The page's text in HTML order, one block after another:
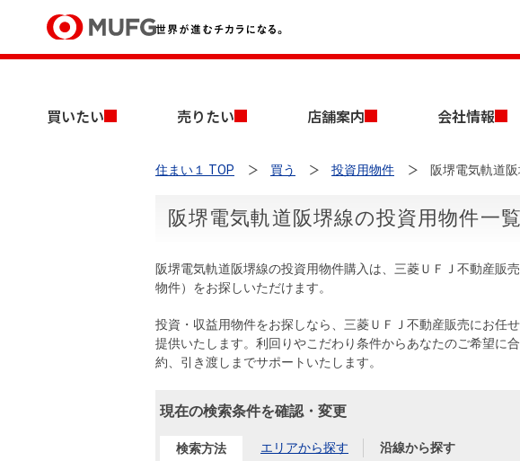
買いたい 売りたい 店舗案内 会社情報
買いたいTOP
中古マンションを探す
売りたいTOP
無料査定
店舗案内TOP
店舗のご案内（首都圏）
会社情報TOP
組織図
採用情報TOP
売りたい
住まい１ TOP 買う 投資用物件 阪堺電気軌道
阪堺電気軌道阪堺線の投資用物件一覧
阪堺電気軌道阪堺線の投資用物件購入は、三菱ＵＦＪ不動産販
物件）をお探しいただけます。
投資・収益用物件をお探しなら、三菱ＵＦＪ不動産販売にお任
提供いたします。利回りやこだわり条件からあなたのご希望に
約、引き渡しまでサポートいたします。
現在の検索条件を確認・変更
検索方法 エリアから探す 沿線から探す